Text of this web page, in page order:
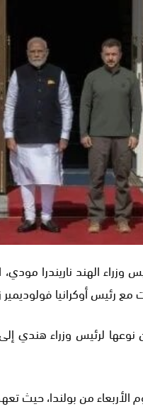
الهند ناريندرا
رئيس أوكرانيا
نوعها لرئيس وزراء هندي
الأربعاء من بولندا، حيث